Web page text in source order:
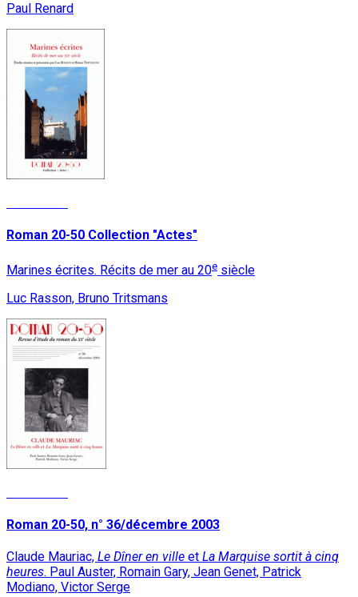
Paul Renard
Roman 20-50 Collection "Actes"
Marines écrites. Récits de mer au 20e siècle
Luc Rasson, Bruno Tritsmans
Roman 20-50, n° 36/décembre 2003
Claude Mauriac, Le Dîner en ville et La Marquise sortit à cinq
heures. Paul Auster, Romain Gary, Jean Genet, Patrick
Modiano, Victor Serge